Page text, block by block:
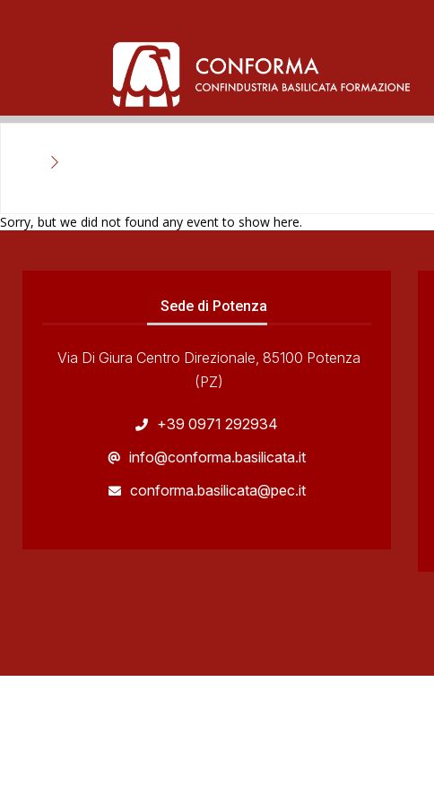
Sorry, but we did not found any event to show here.
Sede di Potenza
Via Di Giura Centro Direzionale, 85100 Potenza
(PZ)
+39 0971 292934
info@conforma.basilicata.it
conforma.basilicata@pec.it